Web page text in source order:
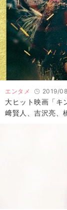
エンタメ 2019/
大ヒット映画「キ
﨑賢人、吉沢亮、